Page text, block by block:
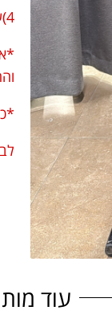
4)עד 4 תשלומים ללא ריבית.
עוד